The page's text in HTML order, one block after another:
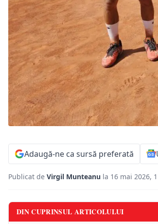
Adaugă-ne ca sursă preferată
Publicat de Virgil Munteanu la 16 mai 2026,
DIN CUPRINSUL ARTICOLULUI